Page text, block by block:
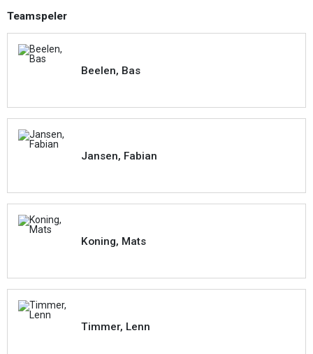
Teamspeler
Beelen, Bas
Jansen, Fabian
Koning, Mats
Timmer, Lenn